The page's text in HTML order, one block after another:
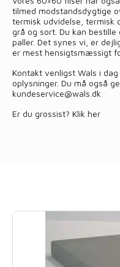
tilmed modstandsdygtige
termisk udvidelse, termisk
grå og sort. Du kan
paller. Det synes vi, er
er mest hensigtsmæssigt
Kontakt venligst Wals i dag
oplysninger. Du må også
kundeservice@wals.dk
Er du grossist? Klik her